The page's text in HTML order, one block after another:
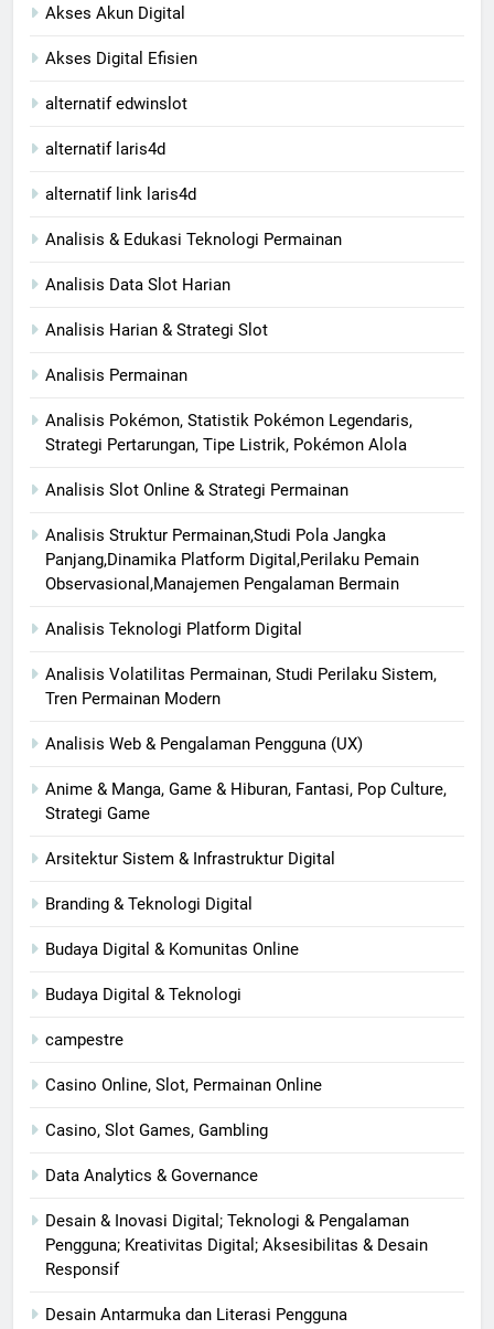
Akses Akun Digital
Akses Digital Efisien
alternatif edwinslot
alternatif laris4d
alternatif link laris4d
Analisis & Edukasi Teknologi Permainan
Analisis Data Slot Harian
Analisis Harian & Strategi Slot
Analisis Permainan
Analisis Pokémon, Statistik Pokémon Legendaris,
Strategi Pertarungan, Tipe Listrik, Pokémon Alola
Analisis Slot Online & Strategi Permainan
Analisis Struktur Permainan,Studi Pola Jangka
Panjang,Dinamika Platform Digital,Perilaku Pemain
Observasional,Manajemen Pengalaman Bermain
Analisis Teknologi Platform Digital
Analisis Volatilitas Permainan, Studi Perilaku Sistem,
Tren Permainan Modern
Analisis Web & Pengalaman Pengguna (UX)
Anime & Manga, Game & Hiburan, Fantasi, Pop Culture,
Strategi Game
Arsitektur Sistem & Infrastruktur Digital
Branding & Teknologi Digital
Budaya Digital & Komunitas Online
Budaya Digital & Teknologi
campestre
Casino Online, Slot, Permainan Online
Casino, Slot Games, Gambling
Data Analytics & Governance
Desain & Inovasi Digital; Teknologi & Pengalaman
Pengguna; Kreativitas Digital; Aksesibilitas & Desain
Responsif
Desain Antarmuka dan Literasi Pengguna